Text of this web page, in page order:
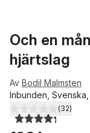
Och en
hjärtslag
Av Bodil Malmsten
Inbunden, Svenska,
4,3utav 5 stjärnor.
(32)